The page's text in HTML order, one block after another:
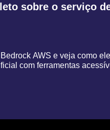
sobre o serviço
AWS e veja como
com ferramentas